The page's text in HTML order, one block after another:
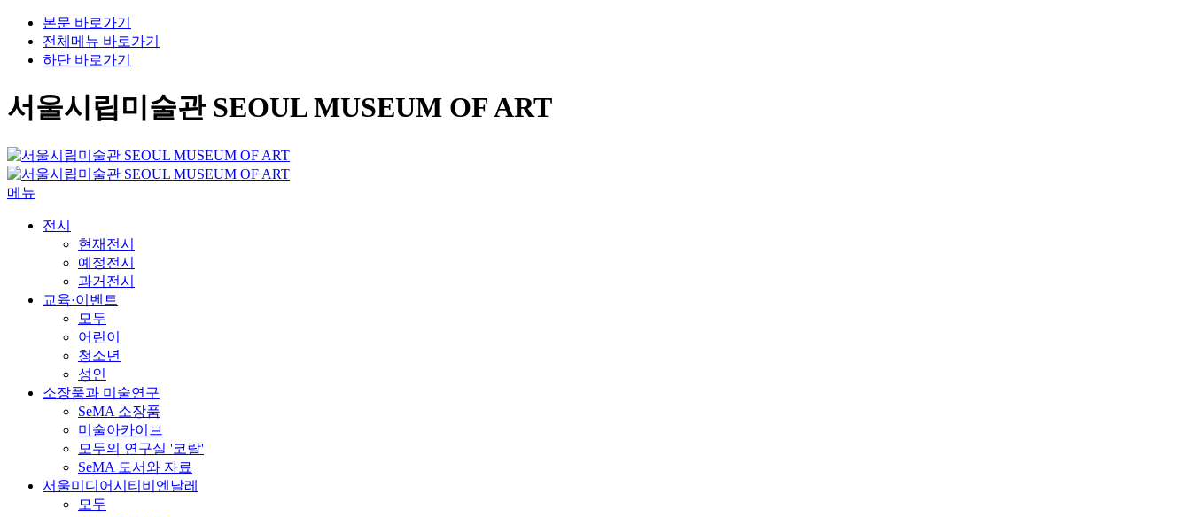
본문 바로가기
전체메뉴 바로가기
하단 바로가기
서울시립미술관 SEOUL MUSEUM OF ART
메뉴
전시
현재전시
예정전시
과거전시
교육·이벤트
모두
어린이
청소년
성인
소장품과 미술연구
SeMA 소장품
미술아카이브
모두의 연구실 '코랄'
SeMA 도서와 자료
서울미디어시티비엔날레
모두